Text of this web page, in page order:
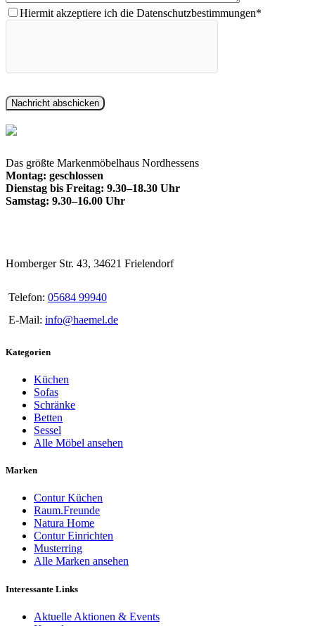
Hiermit akzeptiere ich die Datenschutzbestimmungen*
Das größte Markenmöbelhaus Nordhessens
Montag: geschlossen
Dienstag bis Freitag: 9.30–18.30 Uhr
Samstag: 9.30–16.00 Uhr
Homberger Str. 43, 34621 Frielendorf
Telefon: 05684 99940
E-Mail: info@haemel.de
Kategorien
Küchen
Sofas
Schränke
Betten
Sessel
Alle Möbel ansehen
Marken
Contur Küchen
Raum.Freunde
Natura Home
Contur Einrichten
Musterring
Alle Marken ansehen
Interessante Links
Aktuelle Aktionen & Events